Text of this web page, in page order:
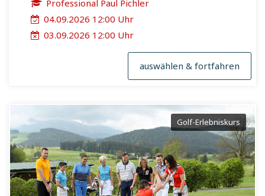
Professional Paul Pichler
04.09.2026 12:00 Uhr
03.09.2026 12:00 Uhr
auswählen & fortfahren
Golf-Erlebniskurs